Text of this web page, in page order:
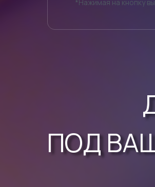
*Нажимая на кнопку
ПОД